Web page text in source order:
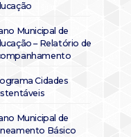
Municipal de
– Relatório de
Cidades
Municipal de
Básico